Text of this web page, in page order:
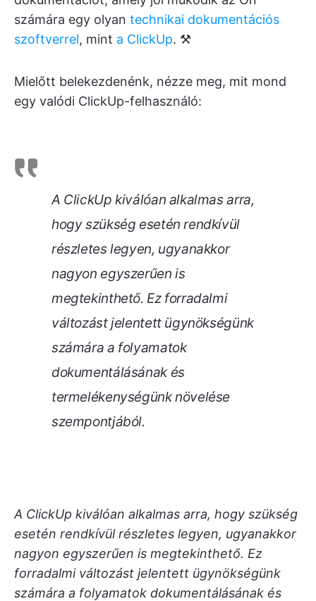
számára egy olyan technikai dokumentációs
szoftverrel, mint a ClickUp. ⚒️
Mielőtt belekezdenénk, nézze meg, mit mond
egy valódi ClickUp-felhasználó:
A ClickUp kiválóan alkalmas arra,
hogy szükség esetén rendkívül
részletes legyen, ugyanakkor
nagyon egyszerűen is
megtekinthető. Ez forradalmi
változást jelentett ügynökségünk
számára a folyamatok
dokumentálásának és
termelékenységünk növelése
szempontjából.
A ClickUp kiválóan alkalmas arra, hogy szükség
esetén rendkívül részletes legyen, ugyanakkor
nagyon egyszerűen is megtekinthető. Ez
forradalmi változást jelentett ügynökségünk
számára a folyamatok dokumentálásának és